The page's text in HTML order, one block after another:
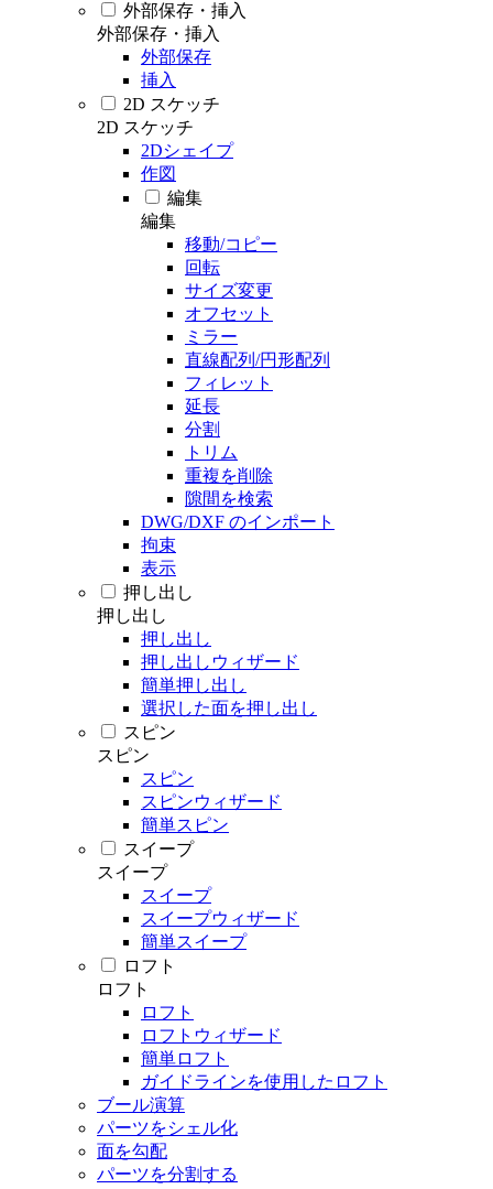
外部保存・挿入
外部保存・挿入
外部保存
挿入
2D スケッチ
2D スケッチ
2Dシェイプ
作図
編集
編集
移動/コピー
回転
サイズ変更
オフセット
ミラー
直線配列/円形配列
フィレット
延長
分割
トリム
重複を削除
隙間を検索
DWG/DXF のインポート
拘束
表示
押し出し
押し出し
押し出し
押し出しウィザード
簡単押し出し
選択した面を押し出し
スピン
スピン
スピン
スピンウィザード
簡単スピン
スイープ
スイープ
スイープ
スイープウィザード
簡単スイープ
ロフト
ロフト
ロフト
ロフトウィザード
簡単ロフト
ガイドラインを使用したロフト
ブール演算
パーツをシェル化
面を勾配
パーツを分割する